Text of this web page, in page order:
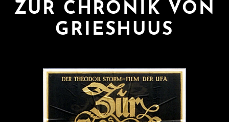
ZUR CHRONIK VON
GRIESHUUS